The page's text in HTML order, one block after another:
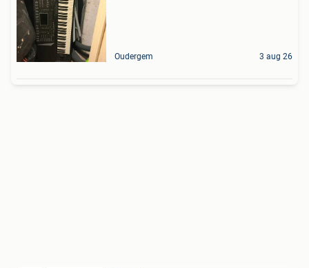
Oudergem 3 aug 26